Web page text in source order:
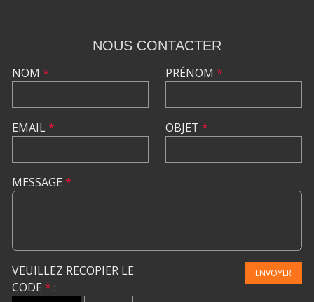
NOUS CONTACTER
NOM *
EMAIL*
PRÉNOM *
OBJET *
MESSAGE *
VEUILLEZ RECOPIER LE
CODE * :
ENVOYER